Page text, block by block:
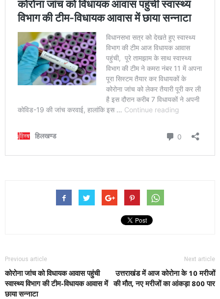
Previous article
कोरोना जांच को विधायक आवास पहुंची
स्वास्थ्य विभाग की टीम-विधायक आवास में
छाया सन्नाटा
Next article
उत्तराखंड में आज कोरोना के 10 मरीजों
की मौत, नए मरीजों का आंकड़ा 800 पार